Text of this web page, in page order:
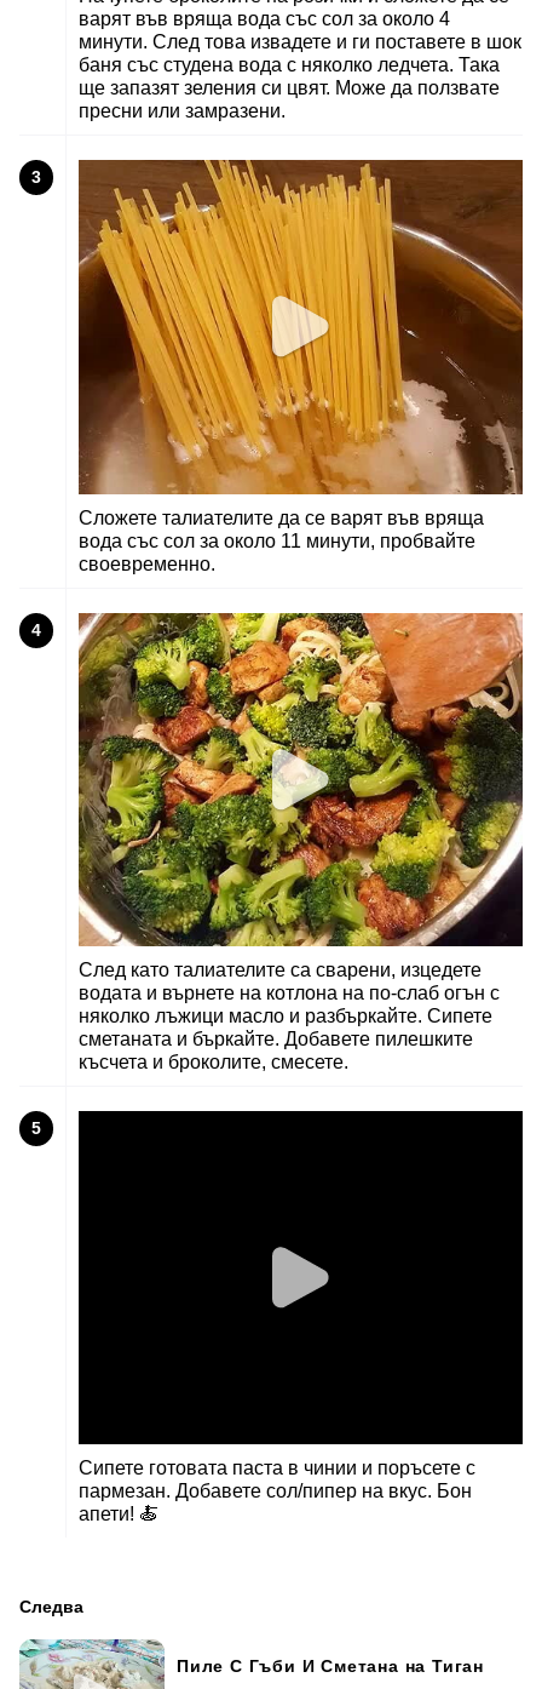
варят във вряща вода със сол за около 4
минути. След това извадете и ги поставете в шок
баня със студена вода с няколко ледчета. Така
ще запазят зеления си цвят. Може да ползвате
пресни или замразени.
3
Сложете талиателите да се варят във вряща
вода със сол за около 11 минути, пробвайте
своевременно.
4
След като талиателите са сварени, изцедете
водата и върнете на котлона на по-слаб огън с
няколко лъжици масло и разбъркайте. Сипете
сметаната и бъркайте. Добавете пилешките
късчета и броколите, смесете.
5
Сипете готовата паста в чинии и поръсете с
пармезан. Добавете сол/пипер на вкус. Бон
апети! 🍝
Следва
Пиле С Гъби И Сметана на Тиган